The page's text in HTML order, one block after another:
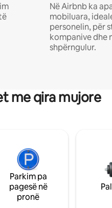
Në Airbnb ka
mobiluara,
personelin, për
kompanive dhe
shpërngulur.
me qira mujore
Parkim pa
pagesë në
pronë